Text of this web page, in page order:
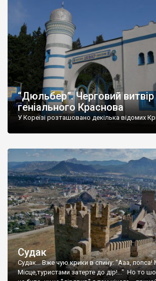
“Дюльбер”. Черговий витвір
геніального Краснова
У Кореїзі розташовано декілька відомих
Судак
Судак... Вже чую крики в спину: "Ааа,
Місце,туристами затерте до дір!..." Но то